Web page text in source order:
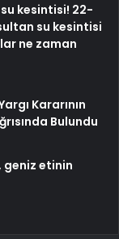
su kesintisi! 22-
su kesintisi
ne zaman
Kararının
Bulundu
etinin